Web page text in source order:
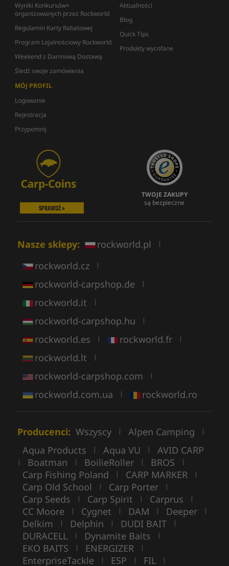
Wyniki Konkursów+
organizowanych przez Rockworld
Regulamin Karty Rabatowej
Program Lojalnościowy Rockworld
Weekend z Darmową Dostawą
Śledź swoje zamówienia
Aktualności
Blog
Quick Tips
Produkty wycofane
MÓJ PROFIL
Logowanie
Rejestracja
Przypomnij
SPRAWDŹ »
TWOJE ZAKUPY
są bezpieczne
Nasze sklepy: rockworld.pl |
rockworld.cz |
rockworld-carpshop.de |
rockworld.it |
rockworld-carpshop.hu |
rockworld.es | rockworld.fr |
rockworld.lt |
rockworld-carpshop.com |
rockworld.com.ua | rockworld.ro
Producenci: Wszyscy | Alpen Camping |
Aqua Products | Aqua VU | AVID CARP
| Boatman | BoilieRoller | BROS |
Carp Fishing Poland | CARP MARKER |
Carp Old School | Carp Porter |
Carp Seeds | Carp Spirit | Carprus |
CC Moore | Cygnet | DAM | Deeper |
Delkim | Delphin | DUDI BAIT |
DURACELL | Dynamite Baits |
EKO BAITS | ENERGIZER |
EnterpriseTackle | ESP | FIL |